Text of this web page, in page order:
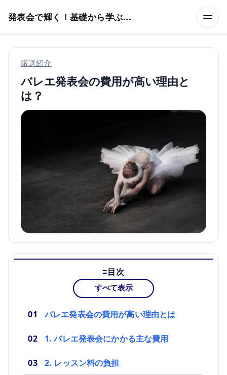
発表会で輝く！基礎から学ぶバレエ術
厳選紹介
バレエ発表会の費用が高い理由と
は？
目次
すべて表示
バレエ発表会の費用が高い理由とは
1. バレエ発表会にかかる主な費用
2. レッスン料の負担